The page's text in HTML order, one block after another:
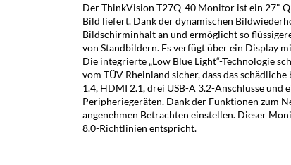
Der ThinkVision T27Q-40 Monitor ist ein 27"
Bild liefert. Dank der dynamischen
Bildschirminhalt an und ermöglicht so
von Standbildern. Es verfügt über ein Display
Die integrierte „Low Blue Light“-Technologie
vom TÜV Rheinland sicher, dass das
1.4, HDMI 2.1, drei USB-A 3.2-Anschlüsse und
Peripheriegeräten. Dank der Funktionen zum
angenehmen Betrachten einstellen. Dieser
8.0-Richtlinien entspricht.